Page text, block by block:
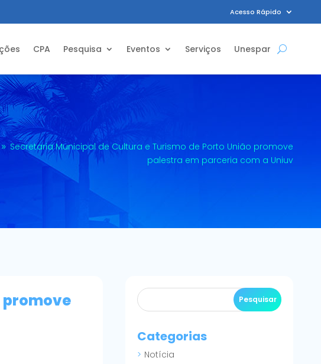
Acesso Rápido
CPA Pesquisa Eventos Serviços Unespar
9 Secretaria Municipal de Cultura e Turismo de Porto União promove
palestra em parceria com a Uniuv
promove
Categorias
Notícia